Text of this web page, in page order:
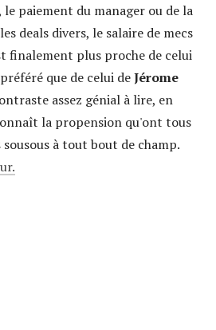
le paiement du manager ou de la
deals divers, le salaire de mecs
finalement plus proche de celui
que de celui deJérome
assez génial à lire, en
la propension qu'ont tous
à tout bout de champ.